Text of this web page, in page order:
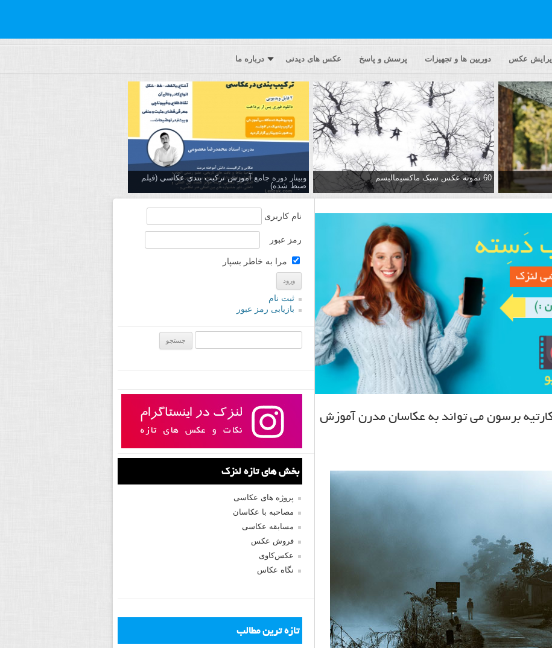
عکس دوربین ها و تجهیزات پرسش و پاسخ عکس های دیدنی درباره ما
60 نمونه عکس سبک ماکسیمالیسم
وبینار دوره جامع آموزش تركيب بندي عكاسي (فیلم
ضبط شده)
برسون می تواند به عکاسان مدرن آموزش
نام کاربری
رمز عبور
مرا به خاطر بسپار
ثبت نام
بازیابی رمز عبور
بخش های تازه لنزک
پروژه های عکاسی
مصاحبه با عکاسان
مسابقه عکاسی
فروش عکس
عکس‌کاوی
نگاه عکاس
تازه ترین مطالب